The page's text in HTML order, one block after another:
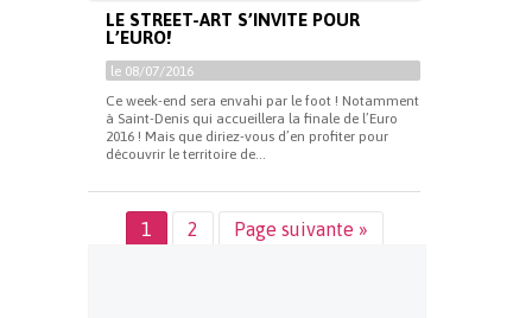
LE STREET-ART S’INVITE POUR
L’EURO!
le 08/07/2016
Ce week-end sera envahi par le foot ! Notamment
à Saint-Denis qui accueillera la finale de l’Euro
2016 ! Mais que diriez-vous d’en profiter pour
découvrir le territoire de...
1 2 Page suivante »